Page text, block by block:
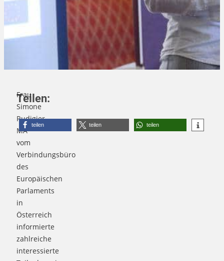
Frau
Simone
Rudigier,
MA
vom
Verbindungsbüro
des
Europäischen
Parlaments
in
Österreich
informierte
zahlreiche
interessierte
Teilen:
teilen teilen teilen